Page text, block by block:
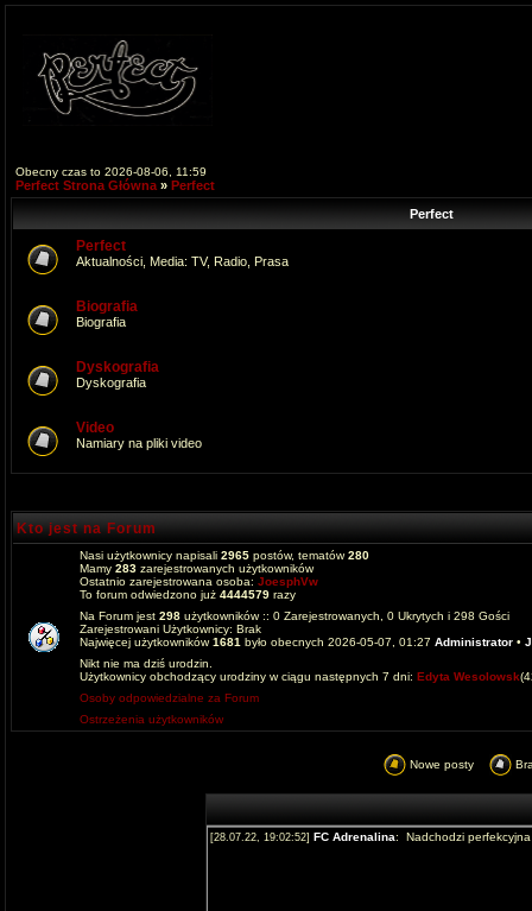
Obecny czas to 2026-08-06, 11:59
Perfect Strona Główna » Perfect
Perfect
Perfect
Aktualności, Media: TV, Radio, Prasa
Biografia
Biografia
Dyskografia
Dyskografia
Video
Namiary na pliki video
Kto jest na Forum
Nasi użytkownicy napisali 2965 postów, tematów280
Mamy 283 zarejestrowanych użytkowników
Ostatnio zarejestrowana osoba: JoesphVw
To forum odwiedzono już 4444579 razy
Na Forum jest 298 użytkowników :: 0 Zarejestrowanych, 0 Ukrytych i 298 Gości
Zarejestrowani Użytkownicy: Brak
Najwięcej użytkowników1681 było obecnych 2026-05-07, 01:27 Administrator •
Nikt nie ma dziś urodzin.
Użytkownicy obchodzący urodziny w ciągu następnych 7 dni: Edyta Wesolowsk
Osoby odpowiedzialne za Forum
Ostrzeżenia użytkowników
Nowe posty